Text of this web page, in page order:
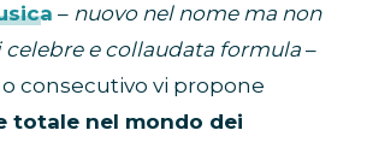
– nuovo nel nome ma non
celebre e collaudata formula–
consecutivo vi propone
totale nel mondo dei